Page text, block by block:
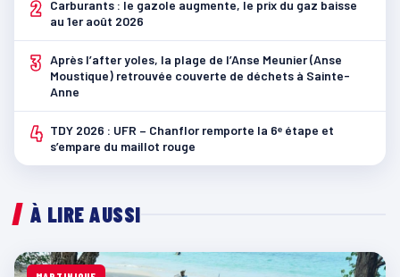
2
Carburants : le gazole augmente, le prix du gaz baisse
au 1er août 2026
3 Après l’after yoles, la plage de l’Anse Meunier (Anse
Moustique) retrouvée couverte de déchets à Sainte-
Anne
4 TDY 2026 : UFR – Chanflor remporte la 6ᵉ étape et
s’empare du maillot rouge
À LIRE AUSSI